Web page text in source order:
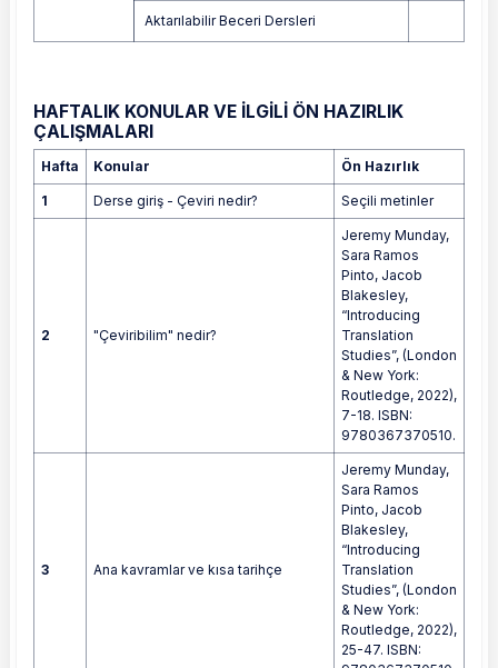
Aktarılabilir Beceri Dersleri
HAFTALIK KONULAR VE İLGİLİ ÖN HAZIRLIK
ÇALIŞMALARI
Hafta Konular Ön Hazırlık
1 Derse giriş - Çeviri nedir? Seçili metinler
2 "Çeviribilim" nedir?
Jeremy Munday,
Sara Ramos
Pinto, Jacob
Blakesley,
“Introducing
Translation
Studies”, (London
& New York:
Routledge, 2022),
7-18. ISBN:
9780367370510.
3 Ana kavramlar ve kısa tarihçe
Jeremy Munday,
Sara Ramos
Pinto, Jacob
Blakesley,
“Introducing
Translation
Studies”, (London
& New York:
Routledge, 2022),
25-47. ISBN: